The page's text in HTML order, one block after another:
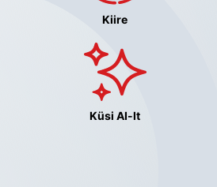
Kiire
Küsi AI-lt